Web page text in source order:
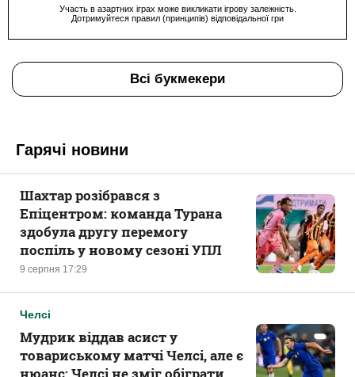
Участь в азартних іграх може викликати ігрову залежність.
Дотримуйтеся правил (принципів) відповідальної гри
Всі букмекери
Гарячі новини
9 серпня 17:29
Шахтар розібрався з
Епіцентром: команда Турана
здобула другу перемогу
поспіль у новому сезоні УПЛ
Челсі
Мудрик віддав асист у
товариському матчі Челсі, але є